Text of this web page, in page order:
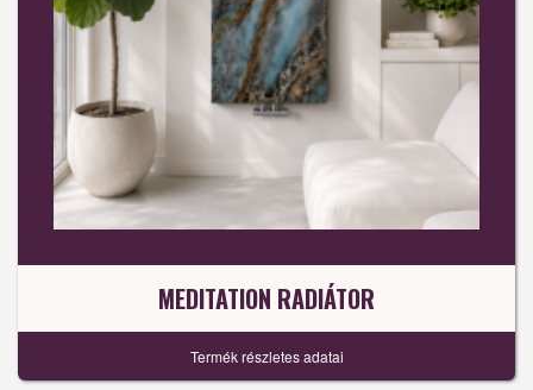
MEDITATION RADIÁTOR
Termék részletes adatai